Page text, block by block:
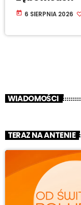
today 6 SIERPNIA 2026
WIADOMOŚCI
TERAZ NA ANTENIE